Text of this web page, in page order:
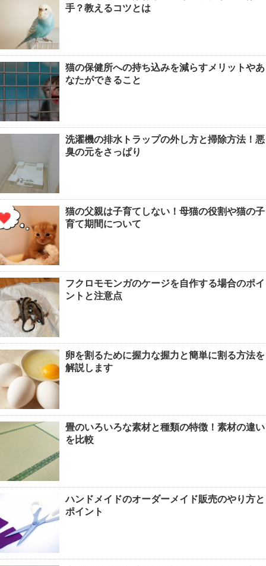
夢の内容で見る未来の暗示
女性のベスト着こなし術・おしゃれ上
級者になれるベストのコーデ
猫の鳴き声『ニャー』ではなく『んー
んー』この鳴き声の意味とは
ヒョウモントカゲモドキは脱皮した皮
を食べる？脱皮について
音の振動を塩を使って調べる自由研
究！実験の手順とまとめ方
カクレクマノミがイソギンチャクに入
らない。気長に待とう
手？教えるコツとは
猫の保健所への持ち込みを減らすメリットやあ
なたができること
洗濯機の排水トラップの外し方と掃除方法！悪
臭の元をさっぱり
猫の父親は子育てしない！母猫の役割や猫の子
育て期間について
フクロモモンガのケージを自作する場合のポイ
ントと注意点
卵を割るために握力な握力と簡単に割る方法を
解説します
畳のいろいろな素材と種類の特徴！素材の違い
を比較
ハンドメイドのオーダーメイド販売のやり方と
ポイント